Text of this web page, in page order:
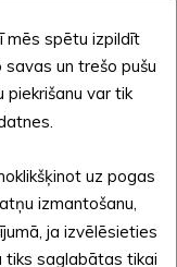
25. februārī
būs slēgta:
līdz pulksten 20.15
ielai; No
mēs spētu izpildīt
un trešo pušu
piekrišanu var tik
uz pogas
izmantošanu,
ja izvēlēsieties
tiks saglabātas tikai